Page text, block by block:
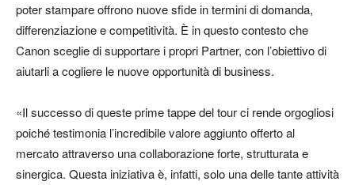
poter stampare offrono nuove sfide in termini di domanda,
differenziazione e competitività. È in questo contesto che
Canon sceglie di supportare i propri Partner, con l’obiettivo di
aiutarli a cogliere le nuove opportunità di business.
«Il successo di queste prime tappe del tour ci rende orgogliosi
poiché testimonia l’incredibile valore aggiunto offerto al
mercato attraverso una collaborazione forte, strutturata e
sinergica. Questa iniziativa è, infatti, solo una delle tante attività